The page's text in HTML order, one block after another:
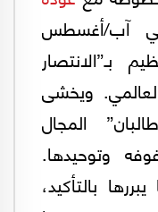
في آب/أغسطس
بـ”الانتصار
ويخشى
المجال
وتوحيدها.
بالتأكيد،